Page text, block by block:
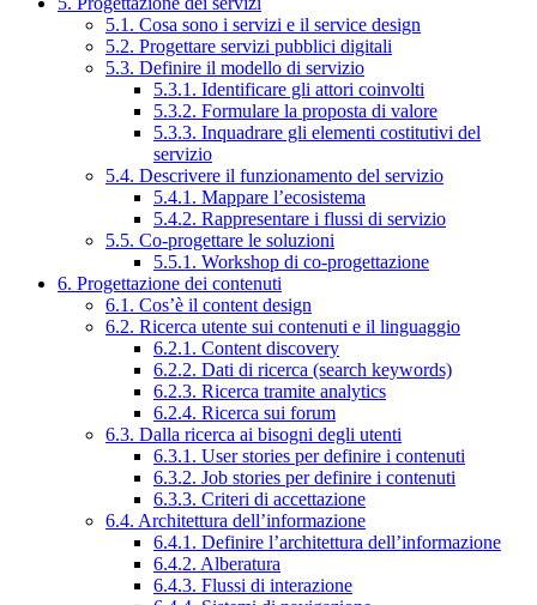
5.1. Cosa sono i servizi e il service design
5.2. Progettare servizi pubblici digitali
5.3. Definire il modello di servizio
5.3.1. Identificare gli attori coinvolti
5.3.2. Formulare la proposta di valore
5.3.3. Inquadrare gli elementi costitutivi del
servizio
5.4. Descrivere il funzionamento del servizio
5.4.1. Mappare l’ecosistema
5.4.2. Rappresentare i flussi di servizio
5.5. Co-progettare le soluzioni
5.5.1. Workshop di co-progettazione
6. Progettazione dei contenuti
6.1. Cos’è il content design
6.2. Ricerca utente sui contenuti e il linguaggio
6.2.1. Content discovery
6.2.2. Dati di ricerca (search keywords)
6.2.3. Ricerca tramite analytics
6.2.4. Ricerca sui forum
6.3. Dalla ricerca ai bisogni degli utenti
6.3.1. User stories per definire i contenuti
6.3.2. Job stories per definire i contenuti
6.3.3. Criteri di accettazione
6.4. Architettura dell’informazione
6.4.1. Definire l’architettura dell’informazione
6.4.2. Alberatura
6.4.3. Flussi di interazione